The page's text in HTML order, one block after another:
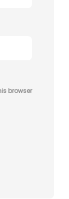
browser